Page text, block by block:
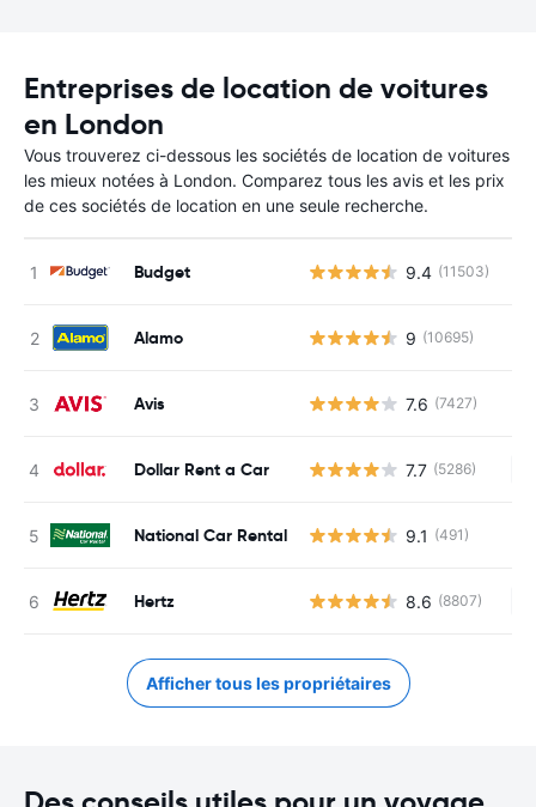
Entreprises de location de voitures
en London
Vous trouverez ci-dessous les sociétés de location de voitures
les mieux notées à London. Comparez tous les avis et les prix
de ces sociétés de location en une seule recherche.
Budget 9.4 (11503)
Alamo 9 (10695)
Avis 7.6 (7427)
Dollar Rent a Car 7.7 (5286)
National Car Rental 9.1 (491)
Hertz 8.6 (8807)
Afficher tous les propriétaires